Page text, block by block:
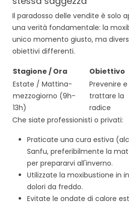
Il paradosso delle vendite è solo
una verità fondamentale: la
unico momento giusto, ma
obiettivi differenti.
Stagione / Ora Obiettivo
Estate / Mattina-
mezzogiorno (9h-
13h)
Prevenire e
trattare la
radice
Che siate professionisti o privati:
Praticate una cura estiva
Sanfu, preferibilmente la
per prepararvi all'inverno.
Utilizzate la moxibustione in
dolori da freddo.
Evitate le ondate di calore